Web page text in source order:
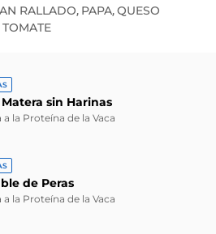
RALLADO, PAPA,QUESO
sin Harinas
a la Proteína de la Vaca
de Peras
a la Proteína de la Vaca